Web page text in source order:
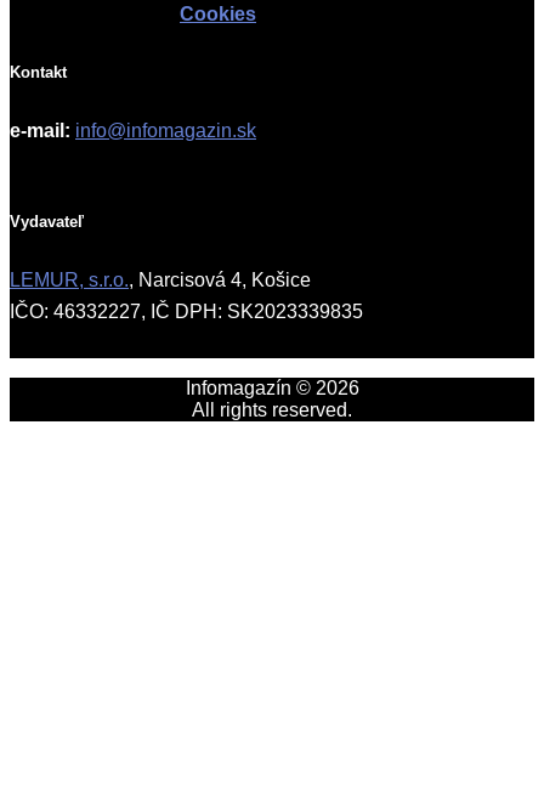
Cookies
Kontakt
e-mail: info@infomagazin.sk
Vydavateľ
LEMUR, s.r.o., Narcisová 4, Košice
IČO: 46332227, IČ DPH: SK2023339835
Infomagazín © 2026
All rights reserved.